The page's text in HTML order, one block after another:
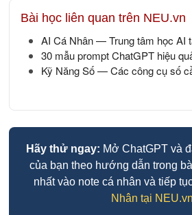
Bài học liên quan trên NEU.vn
AI Cá Nhân — Trung tâm học AI
30 mẫu prompt ChatGPT hiệu
Kỹ Năng Số — Các công cụ số
Hãy thử ngay: Mở ChatGPT và
của bạn theo hướng dẫn trong
nhất vào note cá nhân và tiếp
Nhân tại NEU.vn